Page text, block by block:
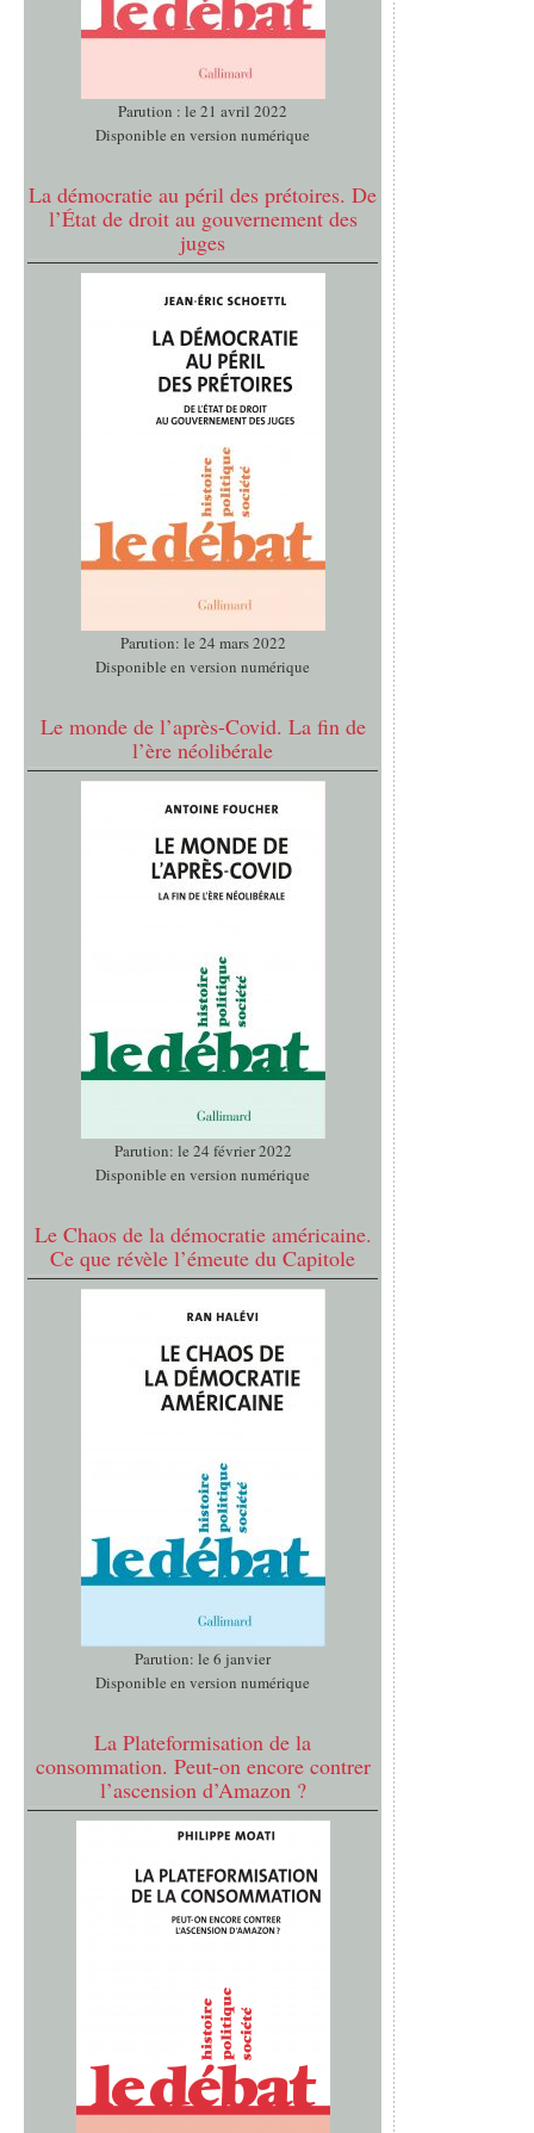
Parution : le 21 avril 2022
Disponible en version numérique
La démocratie au péril des prétoires. De
l’État de droit au gouvernement des
juges
Parution: le 24 mars 2022
Disponible en version numérique
Le monde de l’après-Covid. La fin de
l’ère néolibérale
Parution: le 24 février 2022
Disponible en version numérique
Le Chaos de la démocratie américaine.
Ce que révèle l’émeute du Capitole
Parution: le 6 janvier
Disponible en version numérique
La Plateformisation de la
consommation. Peut-on encore contrer
l’ascension d’Amazon ?